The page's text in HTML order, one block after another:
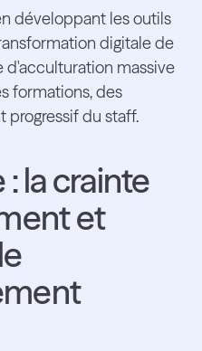
développant les outils
digitale de
d'acculturation massive
formations, des
progressif du staff.
: la crainte
et